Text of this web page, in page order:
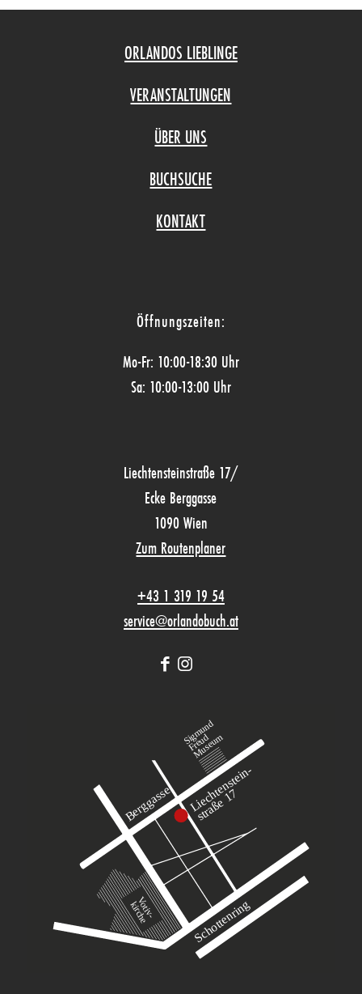
ORLANDOS LIEBLINGE
VERANSTALTUNGEN
ÜBER UNS
BUCHSUCHE
KONTAKT
Öffnungszeiten:
Mo-Fr: 10:00-18:30 Uhr
Sa: 10:00-13:00 Uhr
Liechtensteinstraße 17/
Ecke Berggasse
1090 Wien
Zum Routenplaner
+43 1 319 19 54
service@orlandobuch.at